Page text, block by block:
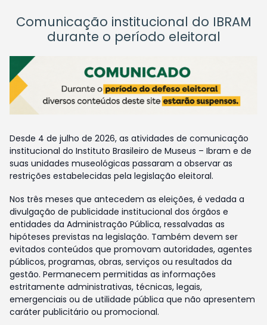
Comunicação institucional do IBRAM
durante o período eleitoral
Desde 4 de julho de 2026, as atividades de comunicação
institucional do Instituto Brasileiro de Museus – Ibram e de
suas unidades museológicas passaram a observar as
restrições estabelecidas pela legislação eleitoral.
Nos três meses que antecedem as eleições, é vedada a
divulgação de publicidade institucional dos órgãos e
entidades da Administração Pública, ressalvadas as
hipóteses previstas na legislação. Também devem ser
evitados conteúdos que promovam autoridades, agentes
públicos, programas, obras, serviços ou resultados da
gestão. Permanecem permitidas as informações
estritamente administrativas, técnicas, legais,
emergenciais ou de utilidade pública que não apresentem
caráter publicitário ou promocional.